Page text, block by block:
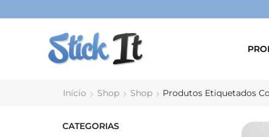
Início Shop Shop Produtos Etiquetados
CATEGORIAS